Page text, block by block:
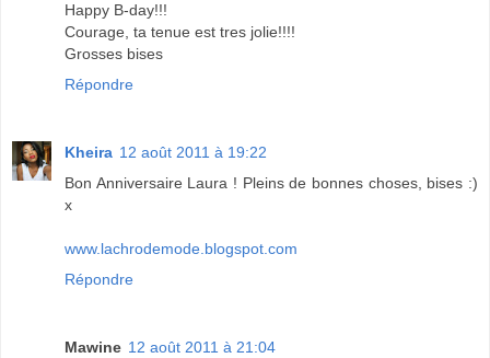
Happy B-day!!!
Courage, ta tenue est tres jolie!!!!
Grosses bises
Répondre
Kheira 12 août 2011 à 19:22
Bon Anniversaire Laura ! Pleins de bonnes choses, bises :)
x
www.lachrodemode.blogspot.com
Répondre
Mawine 12 août 2011 à 21:04